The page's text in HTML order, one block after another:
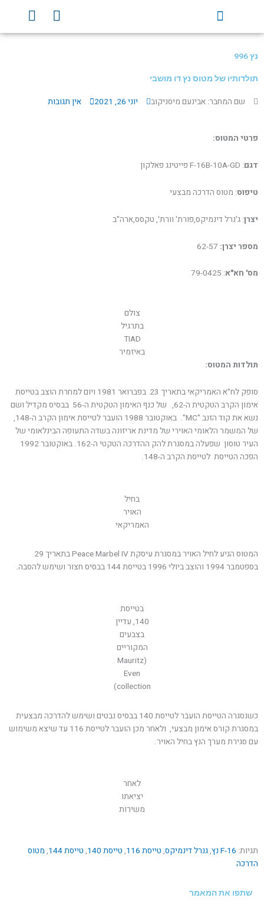
F
a
c
o
k
Y
o
u
נץ 996
תולדותיו של מטוס נץ דו מושבי
שם המחבר: אבינעם מיסניקוב יוני 26, 2021 אין תגובות
פרטי המטוס:
דגם: F-16B-10A-GD פייטינג פאלקון
טיפוס: מטוס הדרכה מבצעי
יצרן: ג'נרל דינמיקס,פורת' וורת', טקסס,ארה"ב
מספר יצרן:
מס' חא"א: 79-0425
צולם
בתרגיל
TIAD
באיזמיר
תולדות המטוס:
סופק לח"א האמריקאי בתאריך 23 בפברואר 1981 ויום למחרת הוצב בטייסת
אימון הקרב הטקטית ה-62, של כנף האימון הטקטית ה-56 בבסיס מקדיל ושם
נשא את קוד הזנב "MC". באוקטובר 1988 הועבר לטייסת אימון הקרב ה-148,
של המשמר הלאומי האוירי של מדינת אריזונה בשדה התעופה הבינלאומי של
העיר טוסון שפעלה במסגרת להק ההדרכה הטקטי ה-162. באוקטובר 1992
הפכה הטייסת לטייסת הקרב ה-148.
בחיל
האויר
האמריקאי
המטוס הגיע לחיל האויר במסגרת עיסקת Peace Marbel IV בתאריך 29
בספטמבר 1994 והוצב ביולי 1996 בטייסת 144 בבסיס חצור ושימש להסבה.
בטייסת
140, עדיין
בצבעים
המקוריים
(Mauritz
Even
collection)
כשנסגרה הטייסת הועבר לטייסת 140 בבסיס נבטים ושימש להדרכה מבצעית
במסגרת קורס אימון מבצעי, ולאחר מכן הועבר לטייסת 116 עד שיצא משימוש
עם סגירת מערך הנץ בחיל האויר.
לאחר
יציאתו
משירות
תגיות: F-16 נץ ,גנרל דינמיקס, טייסת 116 , טייסת 140 , טייסת 144 , מטוס
הדרכה
שתפו את המאמר